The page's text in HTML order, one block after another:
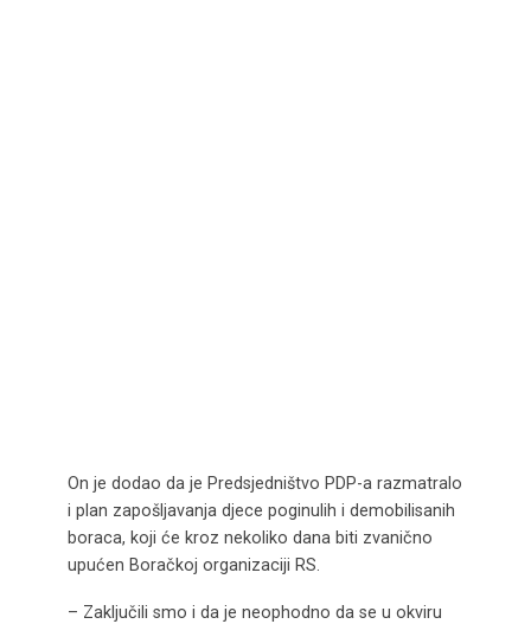
On je dodao da je Predsjedništvo PDP-a razmatralo
i plan zapošljavanja djece poginulih i demobilisanih
boraca, koji će kroz nekoliko dana biti zvanično
upućen Boračkoj organizaciji RS.
– Zaključili smo i da je neophodno da se u okviru